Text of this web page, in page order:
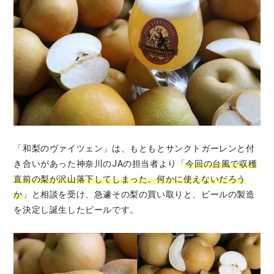
「和梨のヴァイツェン」は、もともとサンクトガーレンと付
き合いがあった神奈川のJAの担当者より「今回の台風で収穫
直前の梨が沢山落下してしまった。何かに使えないだろう
か 」と相談を受け、急遽その梨の買い取りと、ビールの製造
を決定し誕生したビールです。